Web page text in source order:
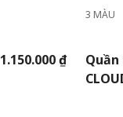
1.150.000 ₫
3 MÀU